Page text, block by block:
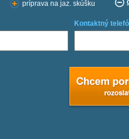
príprava na jaz. skúšku
Kontaktný